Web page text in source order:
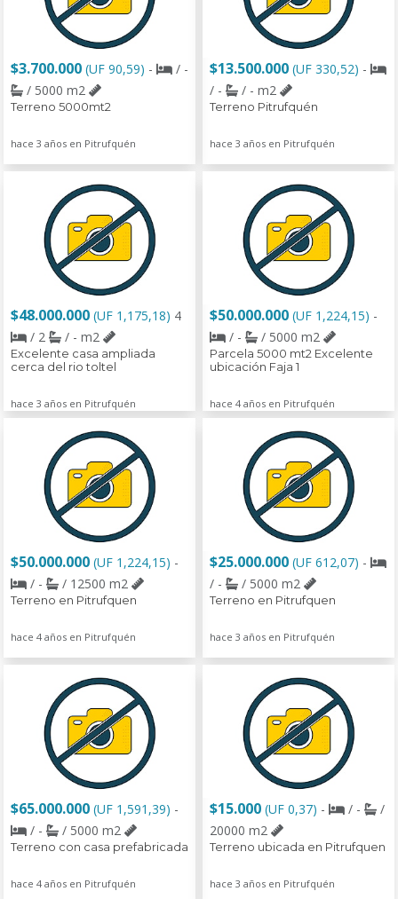
$3.700.000 (UF 90,59) -
/ -
/ 5000 m2
Terreno 5000mt2
hace 3 años en Pitrufquén
$13.500.000 (UF 330,52) -
/ -
/ - m2
Terreno Pitrufquén
hace 3 años en Pitrufquén
$48.000.000 (UF 1,175,18) 4
/ 2
/ - m2
Excelente casa ampliada
cerca del rio toltel
hace 3 años en Pitrufquén
$50.000.000 (UF 1,224,15) -
/ -
/ 5000 m2
Parcela 5000 mt2 Excelente
ubicación Faja 1
hace 4 años en Pitrufquén
$50.000.000 (UF 1,224,15) -
/ -
/ 12500 m2
Terreno en Pitrufquen
hace 4 años en Pitrufquén
$25.000.000 (UF 612,07) -
/ -
/ 5000 m2
Terreno en Pitrufquen
hace 3 años en Pitrufquén
$65.000.000 (UF 1,591,39) -
/ -
/ 5000 m2
Terreno con casa prefabricada
hace 4 años en Pitrufquén
$15.000 (UF 0,37) - / -
/
20000 m2
Terreno ubicada en Pitrufquen
hace 3 años en Pitrufquén